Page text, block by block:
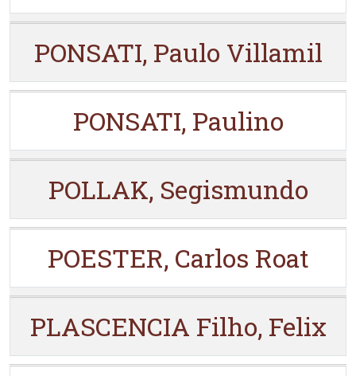
PONSATI, Paulo Villamil
PONSATI, Paulino
POLLAK, Segismundo
POESTER, Carlos Roat
PLASCENCIA Filho, Felix